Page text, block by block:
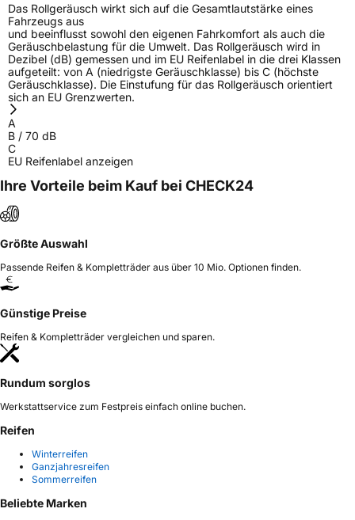
Das Rollgeräusch wirkt sich auf die Gesamtlautstärke eines
Fahrzeugs aus
und beeinflusst sowohl den eigenen Fahrkomfort als auch die
Geräuschbelastung für die Umwelt. Das Rollgeräusch wird in
Dezibel (dB) gemessen und im EU Reifenlabel in die drei Klassen
aufgeteilt: von A (niedrigste Geräuschklasse) bis C (höchste
Geräuschklasse). Die Einstufung für das Rollgeräusch orientiert
sich an EU Grenzwerten.
A
B / 70 dB
C
EU Reifenlabel anzeigen
Ihre Vorteile beim Kauf bei CHECK24
Größte Auswahl
Passende Reifen & Kompletträder aus über 10 Mio. Optionen finden.
Günstige Preise
Reifen & Kompletträder vergleichen und sparen.
Rundum sorglos
Werkstattservice zum Festpreis einfach online buchen.
Reifen
Winterreifen
Ganzjahresreifen
Sommerreifen
Beliebte Marken